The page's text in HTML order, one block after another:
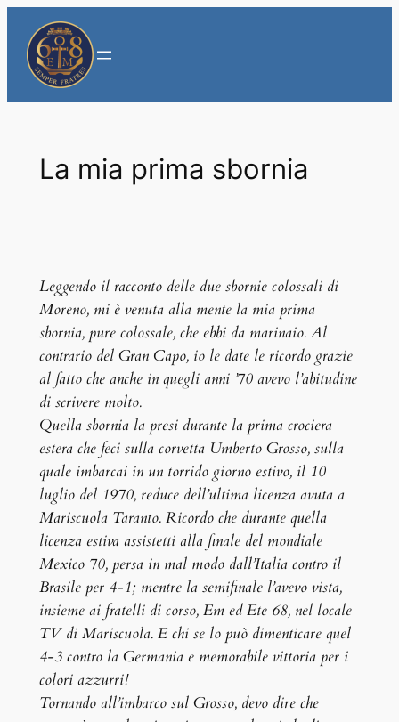
contenuto
La mia prima sbornia
Leggendo il racconto delle due sbornie colossali di
Moreno, mi è venuta alla mente la mia prima
sbornia, pure colossale, che ebbi da marinaio. Al
contrario del Gran Capo, io le date le ricordo grazie
al fatto che anche in quegli anni ’70 avevo l’abitudine
di scrivere molto.
Quella sbornia la presi durante la prima crociera
estera che feci sulla corvetta Umberto Grosso, sulla
quale imbarcai in un torrido giorno estivo, il 10
luglio del 1970, reduce dell’ultima licenza avuta a
Mariscuola Taranto. Ricordo che durante quella
licenza estiva assistetti alla finale del mondiale
Mexico 70, persa in mal modo dall’Italia contro il
Brasile per 4-1; mentre la semifinale l’avevo vista,
insieme ai fratelli di corso, Em ed Ete 68, nel locale
TV di Mariscuola. E chi se lo può dimenticare quel
4-3 contro la Germania e memorabile vittoria per i
colori azzurri!
Tornando all’imbarco sul Grosso, devo dire che